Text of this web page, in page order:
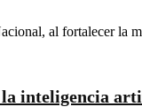
al fortalecer la
la inteligencia